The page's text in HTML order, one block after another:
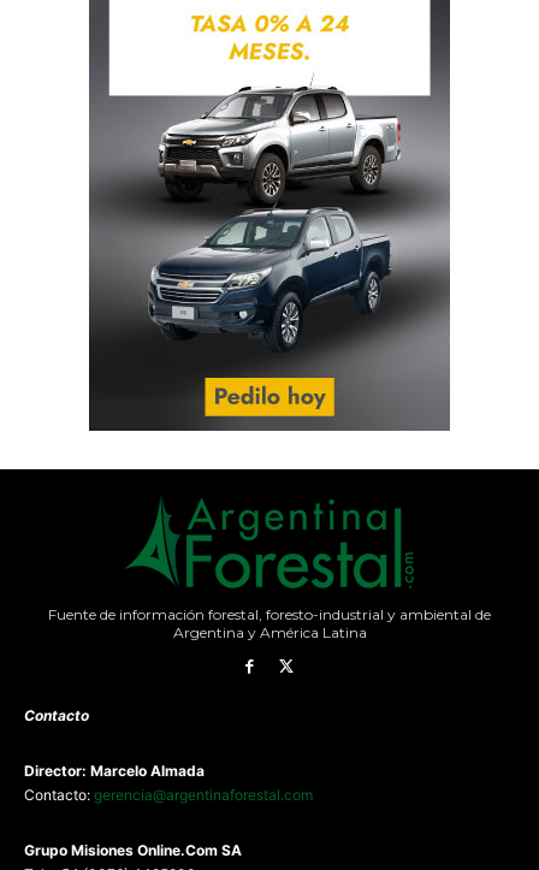
Fuente de información forestal, foresto-industrial y ambiental de
Argentina y América Latina
Contacto
Director: Marcelo Almada
Contacto: gerencia@argentinaforestal.com
Grupo Misiones Online.Com SA